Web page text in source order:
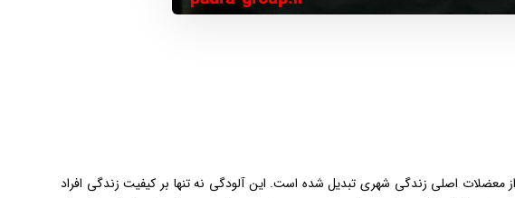
معضلات اصلی زندگی شهری تبدیل شده است. این آلودگی نه تنها بر کیفیت زندگی افراد